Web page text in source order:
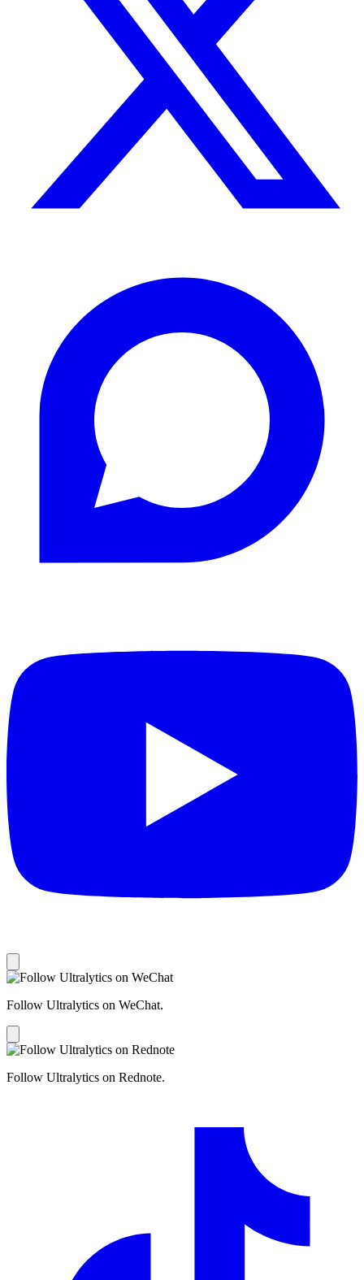
Follow Ultralytics on WeChat.
Follow Ultralytics on Rednote.